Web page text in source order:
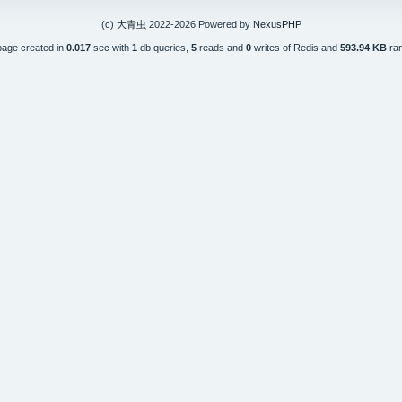
(c) 大青虫 2022-2026 Powered by NexusPHP
created in 0.017 sec with 1 db queries, 5reads and 0writes of Redis and 593.94 KB